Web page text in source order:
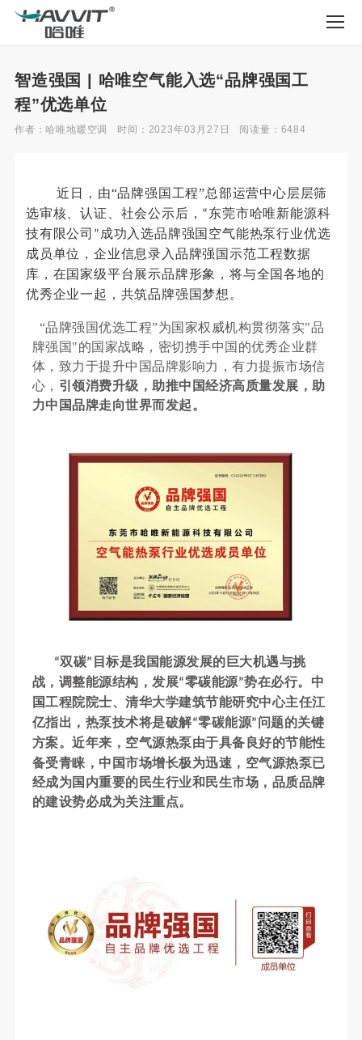
智造强国 | 哈唯空气能入选“品牌强国工
程”优选单位
作者：哈唯地暖空调 时间：2023年03月27日 阅读量：6484
近日 ， 由“品牌强国工程”总部运营中心层层筛
选审核、认证、社会公示后 ， “东莞市哈唯新能源科
技有限公司 ”成功入选品牌强国 空气能热泵行业优选
成员单位，企业信息录入品牌强国示范工程数据
库，在国家级平台展示品牌形象，将与全国各地的
优秀企业一起，共筑品牌强国梦想 。
“品牌强国优选工程”为国家权威机构贯彻落实"品
牌强国"的国家战略 ，密切携手中国的优秀企业群
体，致力于提升中国品牌影响力，有力提振市场信
心， 引领消费升级，助推中国经济高质量发展，助
力中国品牌走向世界而发起。
“双碳” 目标是我国能源发展的巨大机遇与挑
战，调整能源结构，发展“零碳能源”势在必行。中
国工程院院士、清华大学建筑节能研究中心主任江
亿指出，热泵技术将是破解“零碳能源”问题的关键
方案。近年来 ，空气源热泵由于具备良好的节能性
备受青睐，中国市场增长极为迅速， 空气源热泵已
经成为国内重要的民生行业和民生市场，品质品牌
的建设势必成为关注重点。